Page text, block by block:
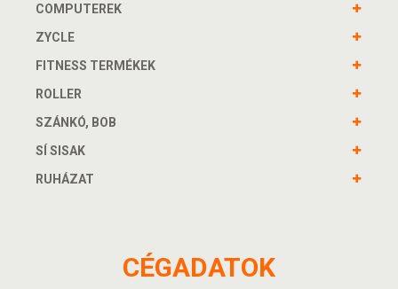
COMPUTEREK
ZYCLE
FITNESS TERMÉKEK
ROLLER
SZÁNKÓ, BOB
SÍ SISAK
RUHÁZAT
CÉGADATOK